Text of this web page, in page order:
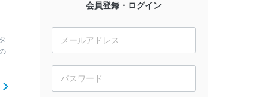
会員登録・ログイン